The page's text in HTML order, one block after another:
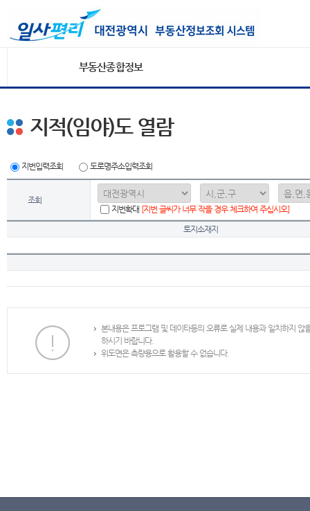
부동산종합정보
지적(임야)도 열람
지번입력조회 도로명주소입력조회
조회
지번확대 [지번 글씨가 너무 작을 경우 체크하여 주십시오]
토지소재지
본내용은 프로그램 및 데이타등의 오류로 실제 내용과 일치하지
하시기 바랍니다.
위도면은 측량용으로 활용할 수 없습니다.